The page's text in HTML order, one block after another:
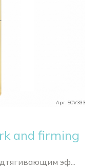
Арт. SCV333
and firming
эф...